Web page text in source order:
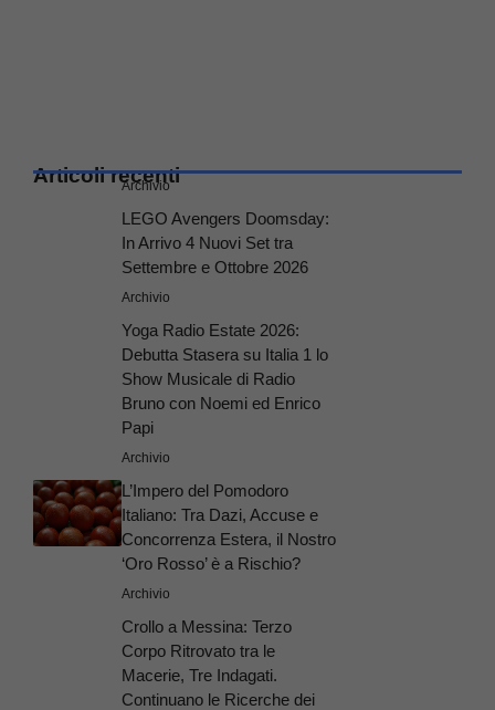
Articoli recenti
Archivio
LEGO Avengers Doomsday:
In Arrivo 4 Nuovi Set tra
Settembre e Ottobre 2026
Archivio
Yoga Radio Estate 2026:
Debutta Stasera su Italia 1 lo
Show Musicale di Radio
Bruno con Noemi ed Enrico
Papi
Archivio
L’Impero del Pomodoro
Italiano: Tra Dazi, Accuse e
Concorrenza Estera, il Nostro
‘Oro Rosso’ è a Rischio?
Archivio
Crollo a Messina: Terzo
Corpo Ritrovato tra le
Macerie, Tre Indagati.
Continuano le Ricerche dei